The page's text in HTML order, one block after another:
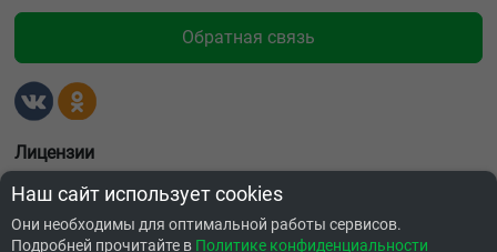
Обратная связь
Лицензии
Наш сайт использует cookies
Они необходимы для оптимальной работы сервисов.
Подробней прочитайте в Политике конфиденциальности